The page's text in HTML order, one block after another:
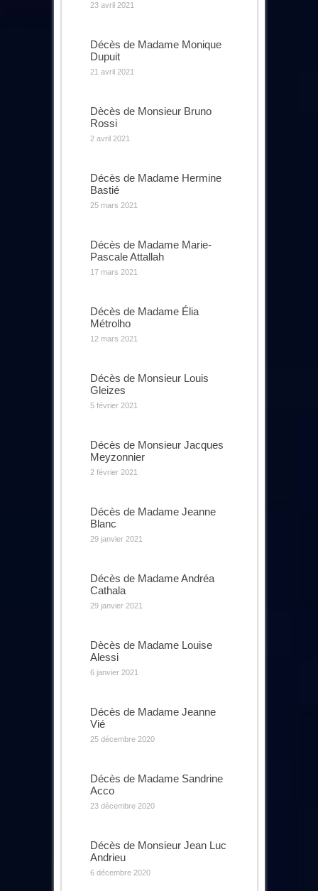
23 avril 2021
Décès de Madame Monique
Dupuit
21 avril 2021
Dècès de Monsieur Bruno
Rossi
2 avril 2021
Décès de Madame Hermine
Bastié
25 mars 2021
Décès de Madame Marie-
Pascale Attallah
17 mars 2021
Décès de Madame Élia
Métrolho
12 mars 2021
Décès de Monsieur Louis
Gleizes
5 février 2021
Décès de Monsieur Jacques
Meyzonnier
2 février 2021
Décès de Madame Jeanne
Blanc
29 janvier 2021
Décès de Madame Andréa
Cathala
29 janvier 2021
Dècès de Madame Louise
Alessi
6 janvier 2021
Décès de Madame Jeanne
Vié
25 décembre 2020
Décès de Madame Sandrine
Acco
23 décembre 2020
Décès de Monsieur Jean Luc
Andrieu
6 décembre 2020